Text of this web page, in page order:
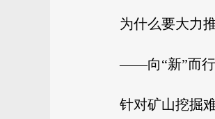
为什么要大力
——向“新”而行
针对矿山挖掘